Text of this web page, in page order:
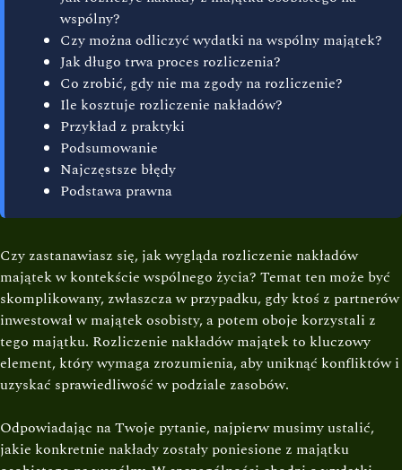
wspólny?
Czy można odliczyć wydatki na wspólny majątek?
Jak długo trwa proces rozliczenia?
Co zrobić, gdy nie ma zgody na rozliczenie?
Ile kosztuje rozliczenie nakładów?
Przykład z praktyki
Podsumowanie
Najczęstsze błędy
Podstawa prawna
Czy zastanawiasz się, jak wygląda rozliczenie nakładów
majątek w kontekście wspólnego życia? Temat ten może być
skomplikowany, zwłaszcza w przypadku, gdy ktoś z partnerów
inwestował w majątek osobisty, a potem oboje korzystali z
tego majątku. Rozliczenie nakładów majątek to kluczowy
element, który wymaga zrozumienia, aby uniknąć konfliktów i
uzyskać sprawiedliwość w podziale zasobów.
Odpowiadając na Twoje pytanie, najpierw musimy ustalić,
jakie konkretnie nakłady zostały poniesione z majątku